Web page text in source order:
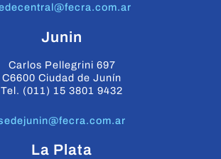
Junin
Carlos Pellegrini 697
C6600 Ciudad de Junín
Tel. (011) 15 3801 9432
La Plata